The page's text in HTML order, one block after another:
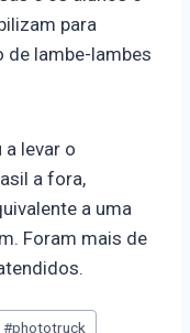
para
de lambe-lambes
levar o
a fora,
a uma
Foram mais de
#phototruck